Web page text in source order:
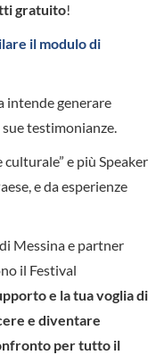
gratuito!
il modulo di
intende generare
testimonianze.
e più Speaker
e da esperienze
Messina e partner
il Festival
e la tua voglia di
e diventare
per tutto il